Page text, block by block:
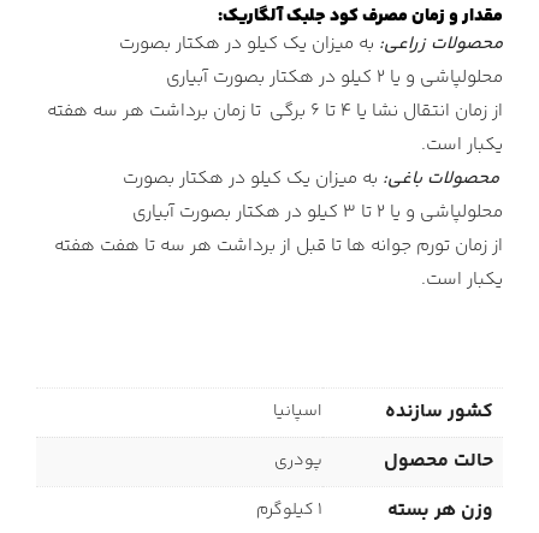
مقدار و زمان مصرف کود جلبک آلگاریک:
محصولات زراعی: به میزان یک کیلو در هکتار بصورت
محلولپاشی و یا 2 کیلو در هکتار بصورت آبیاری
از زمان انتقال نشا یا 4 تا 6 برگی تا زمان برداشت هر سه هفته
یکبار است.
محصولات باغی: به میزان یک کیلو در هکتار بصورت
محلولپاشی و یا 2 تا 3 کیلو در هکتار بصورت آبیاری
از زمان تورم جوانه ها تا قبل از برداشت هر سه تا هفت هفته
یکبار است.
کشور سازنده اسپانیا
حالت محصول پودری
وزن هر بسته 1 کیلوگرم